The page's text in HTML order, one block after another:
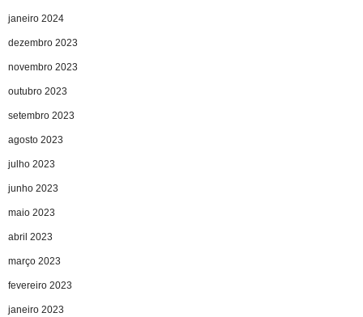
janeiro 2024
dezembro 2023
novembro 2023
outubro 2023
setembro 2023
agosto 2023
julho 2023
junho 2023
maio 2023
abril 2023
março 2023
fevereiro 2023
janeiro 2023